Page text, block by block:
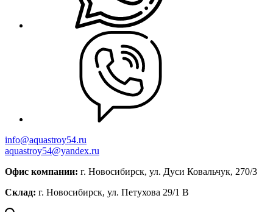
info@aquastroy54.ru
aquastroy54@yandex.ru
Офис компании: г. Новосибирск, ул. Дуси Ковальчук, 270/3
Склад: г. Новосибирск, ул. Петухова 29/1 В